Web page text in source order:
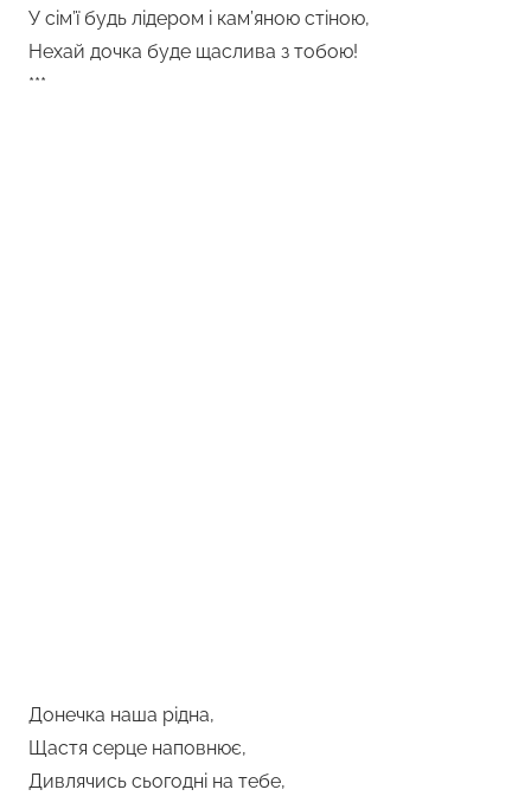
У сім’ї будь лідером і кам’яною стіною,
Нехай дочка буде щаслива з тобою!
***
Донечка наша рідна,
Щастя серце наповнює,
Дивлячись сьогодні на тебе,